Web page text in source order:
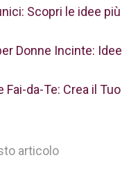
Scopri le idee più
Donne Incinte: Idee
da-Te: Crea il Tuo
articolo